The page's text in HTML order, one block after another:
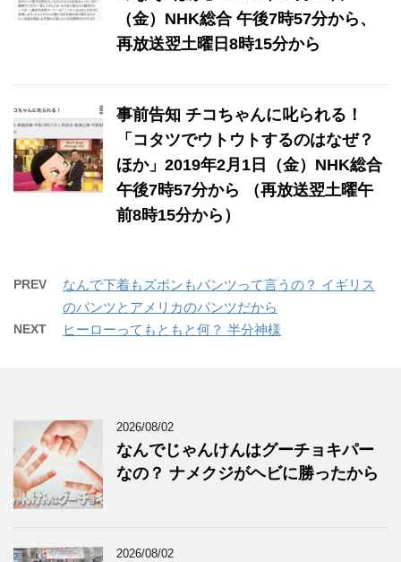
（金）NHK総合 午後7時57分から、
再放送翌土曜日8時15分から
事前告知 チコちゃんに叱られる！
「コタツでウトウトするのはなぜ？
ほか」2019年2月1日（金）NHK総合
午後7時57分から （再放送翌土曜午
前8時15分から）
PREV
なんで下着もズボンもパンツって言うの？ イギリス
のパンツとアメリカのパンツだから
NEXT ヒーローってもともと何？ 半分神様
2026/08/02
なんでじゃんけんはグーチョキパー
なの？ ナメクジがヘビに勝ったから
2026/08/02